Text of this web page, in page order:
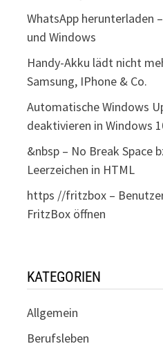
WhatsApp herunterladen
und Windows
Handy-Akku lädt nicht
Samsung, IPhone & Co.
Automatische Windows
deaktivieren in Windows
&nbsp – No Break Space
Leerzeichen in HTML
https //fritzbox –
FritzBox öffnen
KATEGORIEN
Allgemein
Berufsleben